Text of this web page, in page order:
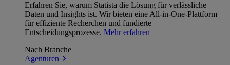
Erfahren Sie, warum Statista die Lösung für verlässliche
Daten und Insights ist. Wir bieten eine All-in-One-Plattform
für effiziente Recherchen und fundierte
Entscheidungsprozesse. Mehr erfahren
Nach Branche
Agenturen